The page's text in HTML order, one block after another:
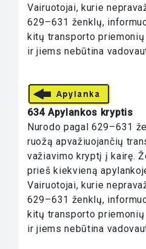
Vairuotojai, kurie
629–631 ženklų,
kitų transporto
ir jiems nebūtina
634 Apylankos kryptis
Nurodo pagal 629–631
ruožą apvažiuojančių
važiavimo kryptį į kairę.
prieš kiekvieną
Vairuotojai, kurie
629–631 ženklų,
kitų transporto
ir jiems nebūtina